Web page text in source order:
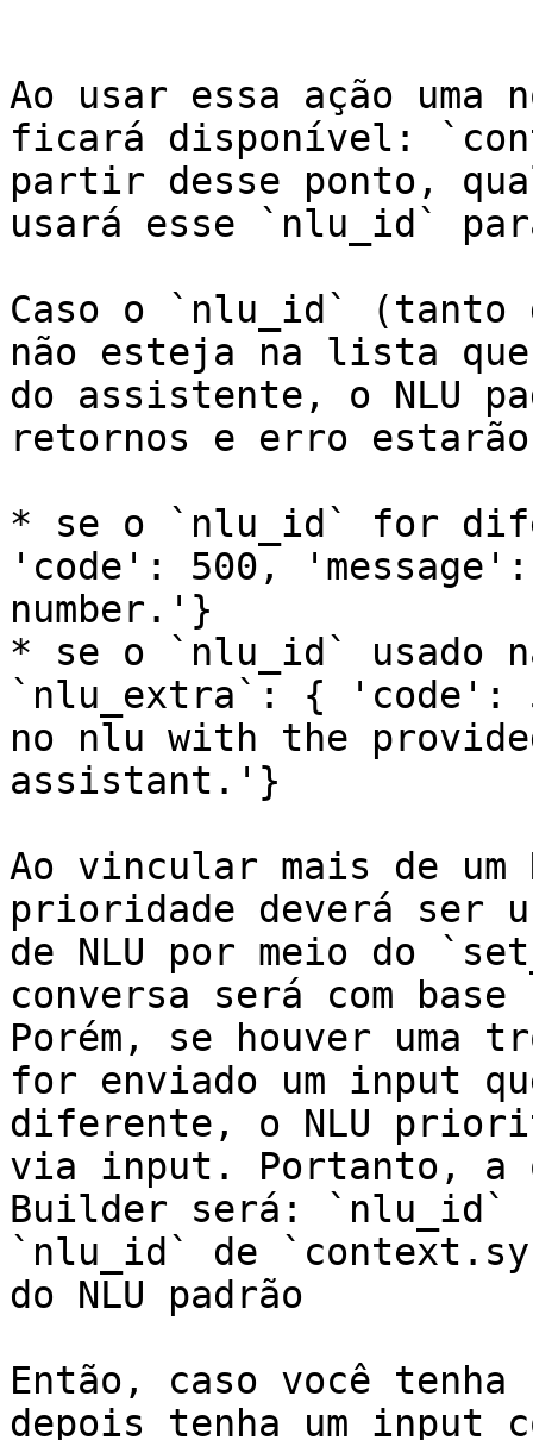
```
Ao usar essa ação uma
ficará disponível:
partir desse ponto,
usará esse `nlu_id`
Caso o `nlu_id` (tanto
não esteja na lista
do assistente, o NLU
retornos e erro
* se o `nlu_id` for
'code': 500,
number.'}
* se o `nlu_id` usado
`nlu_extra`: { 'code':
no nlu with the
assistant.'}
Ao vincular mais de um
prioridade deverá ser
de NLU por meio do
conversa será com
Porém, se houver uma
for enviado um input
diferente, o NLU
via input. Portanto, a
Builder será: `nlu_id`
`nlu_id` de
do NLU padrão
Então, caso você
depois tenha um input